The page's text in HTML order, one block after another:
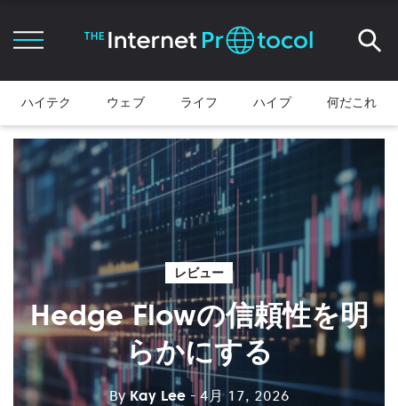
ハイテク ウェブ ライフ ハイプ 何だこれ
レビュー
Hedge Flowの信頼性を明
らかにする
ByKay Lee - 4月 17, 2026